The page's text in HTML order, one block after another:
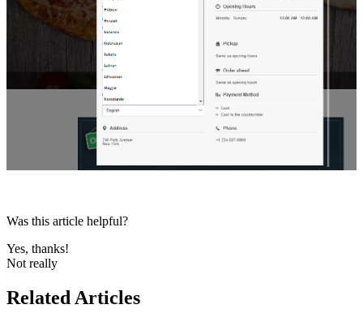
Was this article helpful?
Yes, thanks!
Not really
Related Articles